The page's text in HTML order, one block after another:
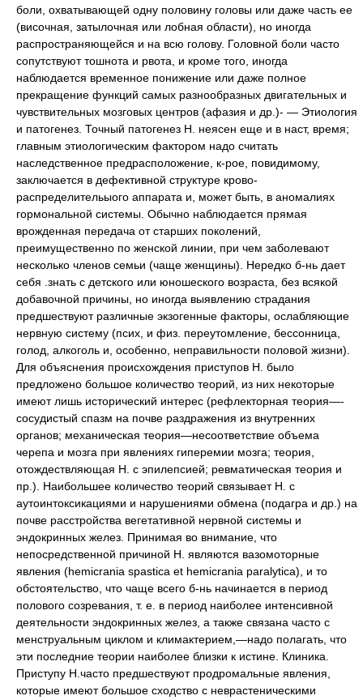
боли, охватывающей одну половину головы или даже часть ее
(височная, затылочная или лобная области), но иногда
распространяющейся и на всю голову. Головной боли часто
сопутствуют тошнота и рвота, и кроме того, иногда
наблюдается временное понижение или даже полное
прекращение функций самых разнообразных двигательных и
чувствительных мозговых центров (афазия и др.)- — Этиология
и патогенез. Точный патогенез Н. неясен еще и в наст, время;
главным этиологическим фактором надо считать
наследственное предрасположение, к-рое, повидимому,
заключается в дефективной структуре крово-
распределительыого аппарата и, может быть, в аномалиях
гормональной системы. Обычно наблюдается прямая
врожденная передача от старших поколений,
преимущественно по женской линии, при чем заболевают
несколько членов семьи (чаще женщины). Нередко б-нь дает
себя .знать с детского или юношеского возраста, без всякой
добавочной причины, но иногда выявлению страдания
предшествуют различные экзогенные факторы, ослабляющие
нервную систему (псих, и физ. переутомление, бессонница,
голод, алкоголь и, особенно, неправильности половой жизни).
Для объяснения происхождения приступов Н. было
предложено большое количество теорий, из них некоторые
имеют лишь исторический интерес (рефлекторная теория—-
сосудистый спазм на почве раздражения из внутренних
органов; механическая теория—несоответствие объема
черепа и мозга при явлениях гиперемии мозга; теория,
отождествляющая Н. с эпилепсией; ревматическая теория и
пр.). Наибольшее количество теорий связывает Н. с
аутоинтоксикациями и нарушениями обмена (подагра и др.) на
почве расстройства вегетативной нервной системы и
эндокринных желез. Принимая во внимание, что
непосредственной причиной Н. являются вазомоторные
явления (hemicrania spastica et hemicrania paralytica), и то
обстоятельство, что чаще всего б-нь начинается в период
полового созревания, т. е. в период наиболее интенсивной
деятельности эндокринных желез, а также связана часто с
менструальным циклом и климактерием,—надо полагать, что
эти последние теории наиболее близки к истине. Клиника.
Приступу Н.часто предшествуют продромальные явления,
которые имеют большое сходство с неврастеническими